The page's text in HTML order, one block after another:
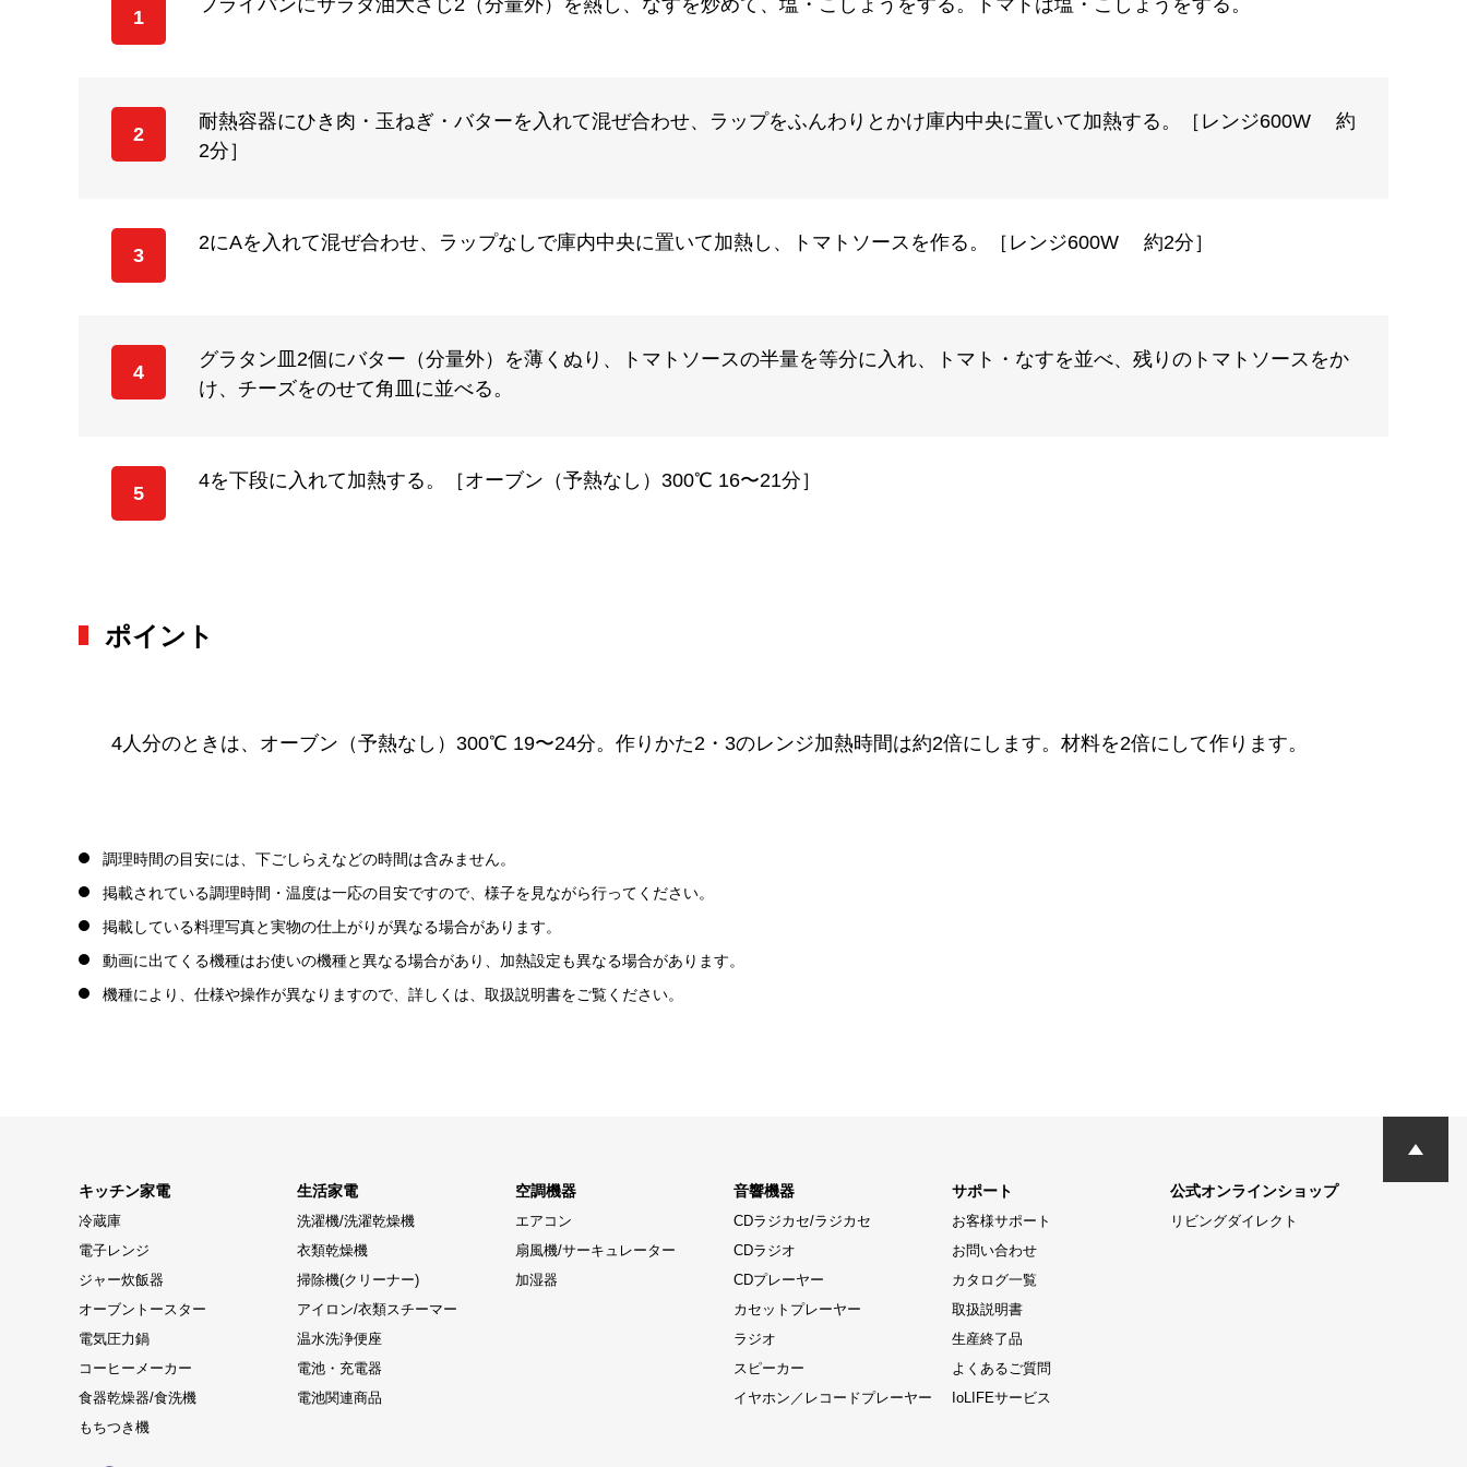
1
フライパンにサラダ油大さじ2（分量外）を熱し、なすを炒めて、塩・こしょうをする。トマトは塩・こしょうをする。
2
耐熱容器にひき肉・玉ねぎ・バターを入れて混ぜ合わせ、ラップをふんわりとかけ庫内中央に置いて加熱する。［レンジ600W 約
2分］
3
2にAを入れて混ぜ合わせ、ラップなしで庫内中央に置いて加熱し、トマトソースを作る。［レンジ600W 約2分］
4
グラタン皿2個にバター（分量外）を薄くぬり、トマトソースの半量を等分に入れ、トマト・なすを並べ、残りのトマトソースをか
け、チーズをのせて角皿に並べる。
5
4を下段に入れて加熱する。［オーブン（予熱なし）300℃ 16〜21分］
ポイント
4人分のときは、オーブン（予熱なし）300℃ 19〜24分。作りかた2・3のレンジ加熱時間は約2倍にします。材料を2倍にして作ります。
調理時間の目安には、下ごしらえなどの時間は含みません。
掲載されている調理時間・温度は一応の目安ですので、様子を見ながら行ってください。
掲載している料理写真と実物の仕上がりが異なる場合があります。
動画に出てくる機種はお使いの機種と異なる場合があり、加熱設定も異なる場合があります。
機種により、仕様や操作が異なりますので、詳しくは、取扱説明書をご覧ください。
キッチン家電
冷蔵庫
電子レンジ
ジャー炊飯器
オーブントースター
電気圧力鍋
コーヒーメーカー
食器乾燥器/食洗機
もちつき機
生活家電
洗濯機/洗濯乾燥機
衣類乾燥機
掃除機(クリーナー)
アイロン/衣類スチーマー
温水洗浄便座
電池・充電器
電池関連商品
空調機器
エアコン
扇風機/サーキュレーター
加湿器
音響機器
CDラジカセ/ラジカセ
CDラジオ
CDプレーヤー
カセットプレーヤー
ラジオ
スピーカー
イヤホン／レコードプレーヤー
サポート
お客様サポート
お問い合わせ
カタログ一覧
取扱説明書
生産終了品
よくあるご質問
IoLIFEサービス
公式オンラインショップ
リビングダイレクト